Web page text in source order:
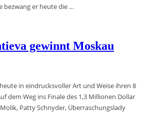
bezwang er heute die …
gewinnt Moskau
in eindrucksvoller Art und Weise ihren 8
dem Weg ins Finale des 1,3 Millionen Dollar
Patty Schnyder, Überraschungslady